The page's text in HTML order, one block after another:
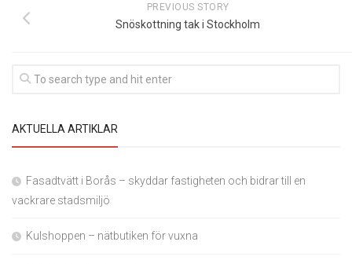
PREVIOUS STORY
Snöskottning tak i Stockholm
AKTUELLA ARTIKLAR
Fasadtvätt i Borås – skyddar fastigheten och bidrar till en
vackrare stadsmiljö
Kulshoppen – nätbutiken för vuxna